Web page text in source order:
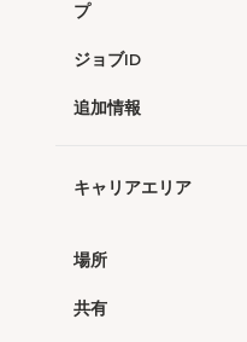
プ
ジョブID
追加情報
キャリアエリア
場所
共有